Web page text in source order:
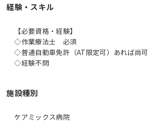
経験・スキル
【必要資格・経験】
◇作業療法士 必須
◇普通自動車免許（AT限定可）あれば尚可
◇経験不問
施設種別
ケアミックス病院